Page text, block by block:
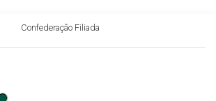
Confederação Filiada